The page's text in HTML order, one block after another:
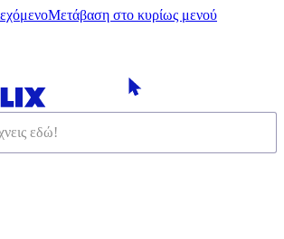
Μετάβαση στο κυρίως μενού